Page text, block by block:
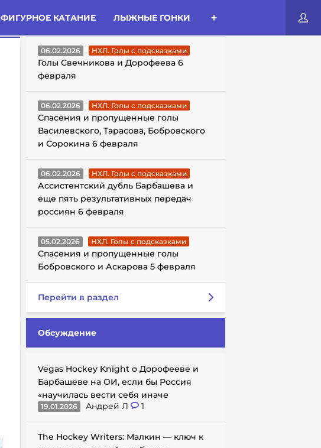
ФИГУРНОЕ КАТАНИЕ ЛЫЖНЫЕ ГОНКИ
ГОЛЫ С ПОДСКАЗКАМИ
06.02.2026 НХЛ. Голы с подсказками
Голы Свечникова и Дорофеева 6
февраля
06.02.2026 НХЛ. Голы с подсказками
Спасения и пропущенные голы
Василевского, Тарасова, Бобровского
и Сорокина 6 февраля
06.02.2026 НХЛ. Голы с подсказками
Ассистентский дубль Барбашева и
еще пять результативных передач
россиян 6 февраля
05.02.2026 НХЛ. Голы с подсказками
Спасения и пропущенные голы
Бобровского и Аскарова 5 февраля
Перейти в раздел
Обсуждение
Vegas Hockey Knight о Дорофееве и
Барбашеве на ОИ, если бы Россия
«научилась вести себя иначе
19.01.2026 Андрей Л 1
The Hockey Writers: Малкин — ключ к